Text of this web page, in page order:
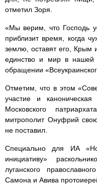
отметил Зоря.
«Мы верим, что Господь
приблизит время, когда
землю, оставят его, Крым
единство и мир в нашей
обращении
Отметим, что в этом
участие и каноническая
Московского
митрополит Онуфрий
не поставил.
Специально для ИА
инициативу»
луганского
Самона и Авива